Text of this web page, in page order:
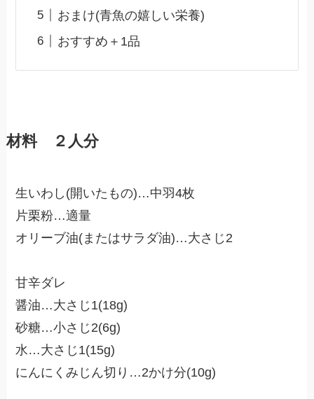
おまけ(青魚の嬉しい栄養)
おすすめ＋1品
材料 ２人分
生いわし(開いたもの)…中羽4枚
片栗粉…適量
オリーブ油(またはサラダ油)…大さじ2
甘辛ダレ
醤油…大さじ1(18g)
砂糖…小さじ2(6g)
水…大さじ1(15g)
にんにくみじん切り…2かけ分(10g)